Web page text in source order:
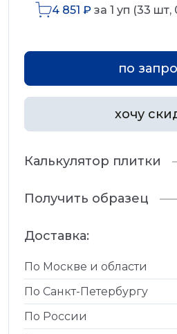
4 851 ₽ за 1 уп (33 шт,
по
хочу
Калькулятор плитки
Получить образец
Доставка:
По Москве и области
По Санкт-Петербургу
По России